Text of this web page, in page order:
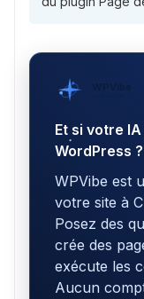
WPVibe
Et si votre
WordPress ?
WPVibe est
votre site à
Posez des
crée des
exécute les
Aucun